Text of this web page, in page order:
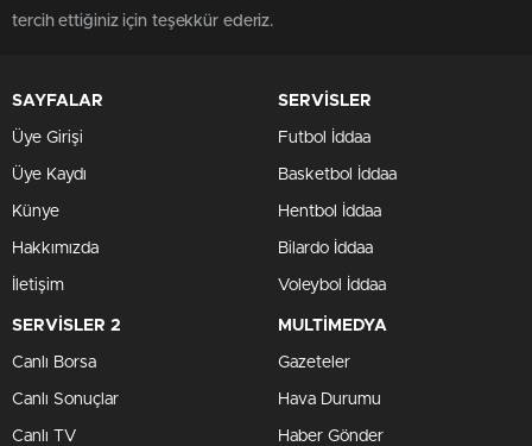
tercih ettiğiniz için teşekkür ederiz.
SAYFALAR
Üye Girişi
Üye Kaydı
Künye
Hakkımızda
İletişim
SERVİSLER
Futbol İddaa
Basketbol İddaa
Hentbol İddaa
Bilardo İddaa
Voleybol İddaa
SERVİSLER 2
Canlı Borsa
Canlı Sonuçlar
Canlı TV
MULTİMEDYA
Gazeteler
Hava Durumu
Haber Gönder